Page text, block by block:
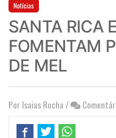
Notícias
SANTA RICA
FOMENTAM
DE MEL
Por Isaias Rocha /